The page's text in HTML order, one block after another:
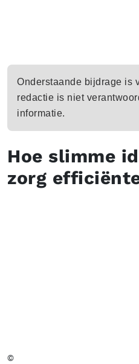
Onderstaande bijdrage is
redactie is niet
informatie.
Hoe slimme
zorg
©